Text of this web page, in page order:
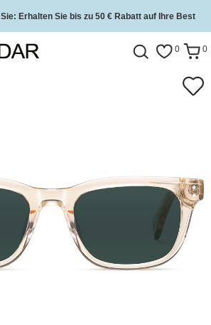
Erhalten Sie bis zu 50 € Rabatt auf Ihre
für alle Bestellungen. Finden Sie Ihre Brille .
0 0